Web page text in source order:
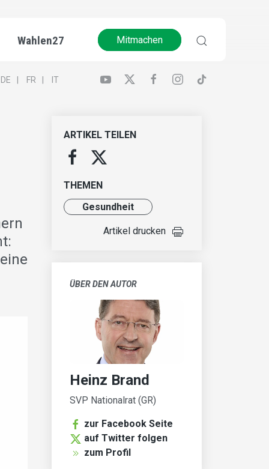
Wahlen27 Mitmachen
DE FR IT
ARTIKEL TEILEN
THEMEN
Gesundheit
Artikel drucken
ÜBER DEN AUTOR
Heinz Brand
SVP Nationalrat (GR)
zur Facebook Seite
auf Twitter folgen
zum Profil